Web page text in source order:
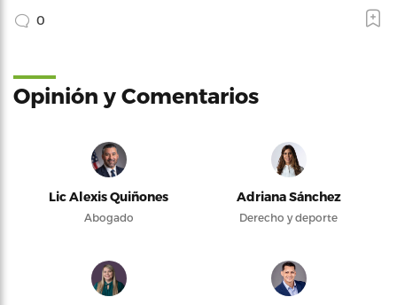
0
Opinión y Comentarios
Lic Alexis Quiñones
Abogado
Adriana Sánchez
Derecho y deporte